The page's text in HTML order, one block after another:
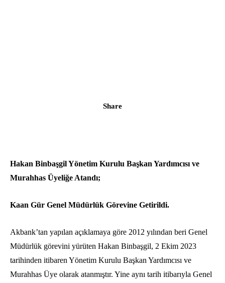
Share
Hakan Binbaşgil Yönetim Kurulu Başkan Yardımcısı ve
Murahhas Üyeliğe Atandı;
Kaan Gür Genel Müdürlük Görevine Getirildi.
Akbank’tan yapılan açıklamaya göre 2012 yılından beri Genel
Müdürlük görevini yürüten Hakan Binbaşgil, 2 Ekim 2023
tarihinden itibaren Yönetim Kurulu Başkan Yardımcısı ve
Murahhas Üye olarak atanmıştır. Yine aynı tarih itibarıyla Genel